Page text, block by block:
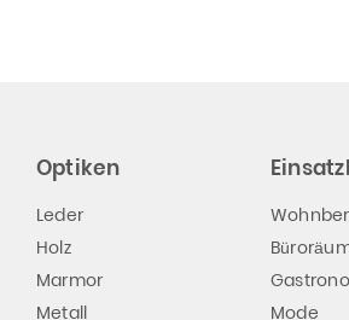
Optiken
Leder
Holz
Marmor
Metall
Mode